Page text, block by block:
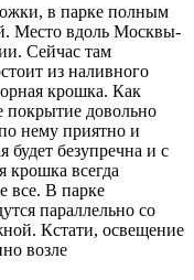
в парке полным
Место вдоль Москвы-
Сейчас там
из наливного
крошка. Как
покрытие довольно
нему приятно и
будет безупречна и с
крошка всегда
все. В парке
параллельно со
Кстати, освещение
возле